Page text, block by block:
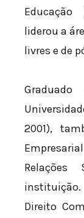
Educação
liderou a
livres e de
2001),
Direito